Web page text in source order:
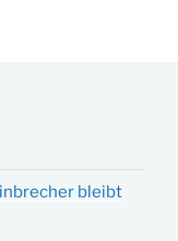
bleibt